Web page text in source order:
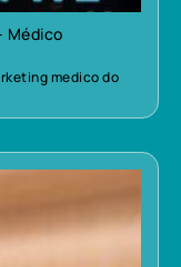
Médico
medico do